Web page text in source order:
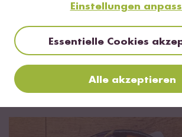
20 min Vegetarisch
Indonesischer Gado Gado Salat mit
Sauce
Einstellungen
Essentielle Cookies
Alle akzeptieren